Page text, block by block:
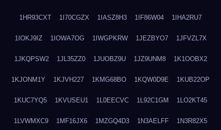
1HR93CXT 1I70CGZX 1IASZ8H3 1IF86W04 1IHA2RU7
1IOKJ9IZ 1IOWA7OG 1IWGPKRW 1JEZBYO7 1JFVZL7X
1JKQPSW2 1JL35ZZ0 1JUOBZ9U 1JZ9UNM8 1K1OOBX2
1KJONM1Y 1KJVH227 1KMG68BO 1KQW0D9E 1KUB22OP
1KUC7YQ5 1KVUSEU1 1L0EECVC 1L92C1GM 1LO2KT45
1LVWMXC9 1MF16JX6 1MZGQ4D3 1N3AELFF 1N3R82X5